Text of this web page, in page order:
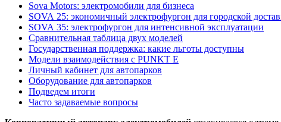
Sova Motors: электромобили для бизнеса
SOVA 25: экономичный электрофургон для городской
SOVA 35: электрофургон для интенсивной эксплуатации
Сравнительная таблица двух моделей
Государственная поддержка: какие льготы доступны
Модели взаимодействия с PUNKT E
Личный кабинет для автопарков
Оборудование для автопарков
Подведем итоги
Часто задаваемые вопросы